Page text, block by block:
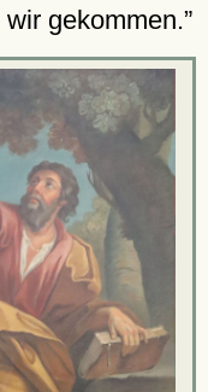
gekommen.